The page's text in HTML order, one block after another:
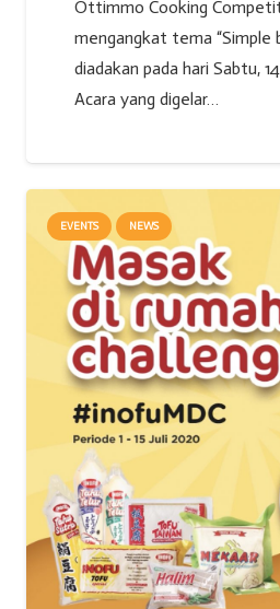
Ottimmo Cooking
mengangkat tema “Simple
diadakan pada hari Sabtu,
Acara yang digelar…
EVENTS NEWS